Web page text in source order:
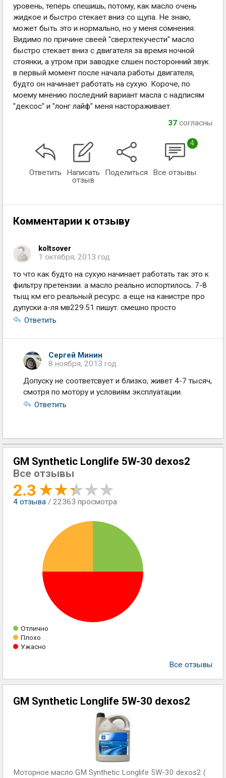
уровень, теперь спешишь, потому, как масло очень
жидкое и быстро стекает вниз со щупа. Не знаю,
может быть это и нормально, но у меня сомнения.
Видимо по причине свеей "сверхтекучести" масло
быстро стекает вниз с двигателя за время ночной
стоянки, а утром при заводке слшен посторонний звук
в первый момент после начала работы двигателя,
будто он начинает работать на сухую. Короче, по
моему мнению последний вариант масла с надписям
"дексос" и "лонг лайф" меня настораживает.
37 согласны
Ответить
Написать
отзыв
Поделиться
4
Все отзывы
Комментарии к отзыву
koltsover
1 октября, 2013 год
то что как будто на сухую начинает работать так это к
фильтру претензии. а масло реально испортилось. 7-8
тыщ км его реальный ресурс. а еще на канистре про
дупуски а-ля мв229.51 пишут. смешно просто
Ответить
Сергей Минин
8 ноября, 2013 год
Допуску не соответсвует и близко, живет 4-7 тысяч,
смотря по мотору и условиям эксплуатации.
Ответить
GM Synthetic Longlife 5W-30 dexos2
Все отзывы
2.3
4 отзыва / 22363 просмотра
Отлично
Плохо
Ужасно
Все отзывы
GM Synthetic Longlife 5W-30 dexos2
Моторное масло GM Synthetic Longlife 5W-30 dexos2 (